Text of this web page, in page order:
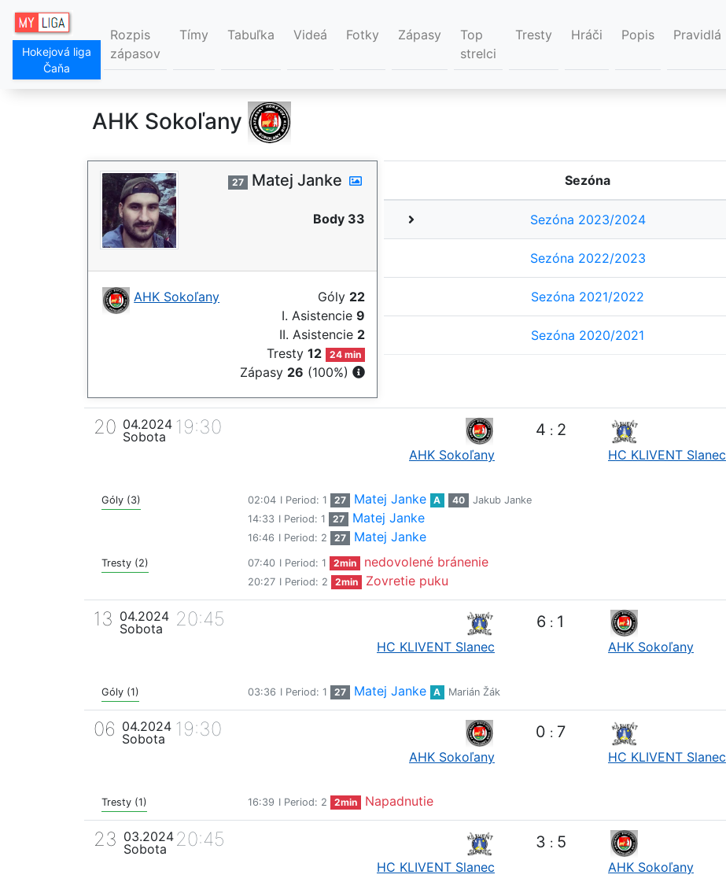
Hokejová liga
Čaňa
Rozpis
zápasov
Tímy Tabuľka Videá Fotky Zápasy
Top
strelci
Tresty Hráči Popis Pravidlá
AHK Sokoľany
27 Matej Janke
Body 33
AHK Sokoľany Góly 22
I. Asistencie 9
II. Asistencie 2
Tresty12 24 min
Zápasy 26 (100%)
Sezóna
Sezóna 2023/2024
Sezóna 2022/2023
Sezóna 2021/2022
Sezóna 2020/2021
20 04.2024
Sobota
19:30
AHK Sokoľany
4 : 2
HC KLIVENT Slanec
Góly (3) 02:04 I Period: 1 27 Matej Janke A 40
Jakub Janke
14:33 I Period: 1 27 Matej Janke
16:46 I Period: 2 27 Matej Janke
Tresty (2) 07:40 I Period: 1 2min nedovolené bránenie
20:27 I Period: 2 2min Zovretie puku
13 04.2024
Sobota
20:45
HC KLIVENT Slanec
6 : 1
AHK Sokoľany
Góly (1) 03:36 I Period: 1 27 Matej Janke A Marián Žák
06 04.2024
Sobota
19:30
AHK Sokoľany
0 : 7
HC KLIVENT Slanec
Tresty (1) 16:39 I Period: 2 2min Napadnutie
23 03.2024
Sobota
20:45
HC KLIVENT Slanec
3 : 5
AHK Sokoľany